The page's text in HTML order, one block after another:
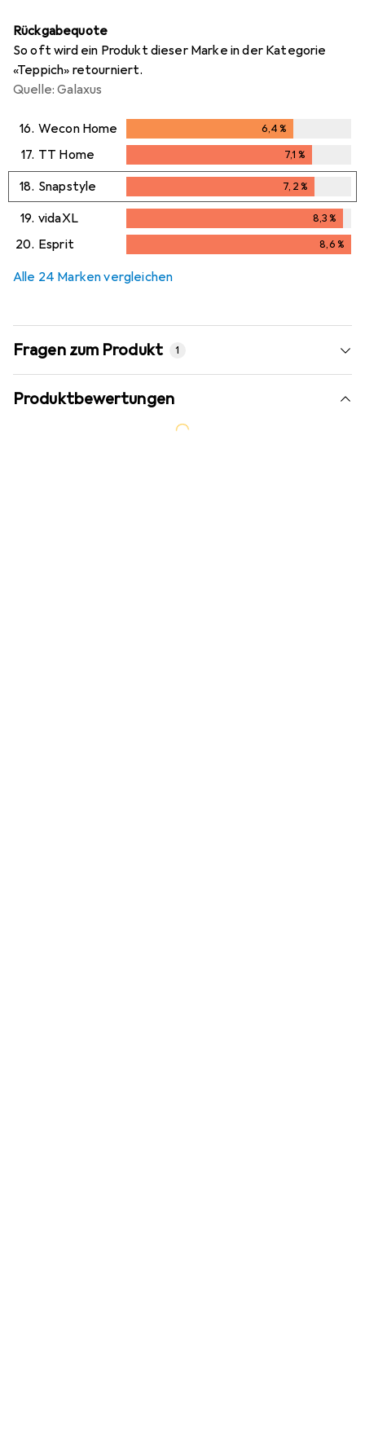
Rückgabequote
So oft wird ein Produkt dieser Marke in der Kategorie
«Teppich» retourniert.
Quelle: Galaxus
16. Wecon Home 6,4%
17. TT Home 7,1 %
18. Snapstyle 7,2%
7,2%
19. vidaXL 8,3%
8,3%
20. Esprit 8,6%
Alle 24 Marken vergleichen
Fragen zum Produkt 1
Produktbewertungen